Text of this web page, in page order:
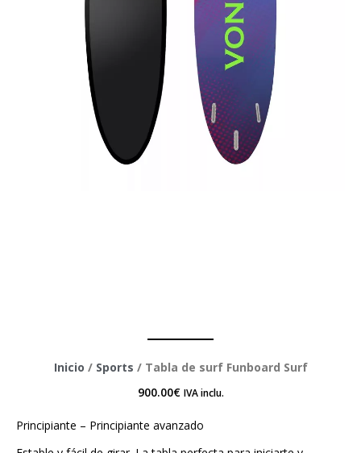
Inicio / Sports / Tabla de surf Funboard Surf
900.00€ IVA inclu.
Principiante – Principiante avanzado